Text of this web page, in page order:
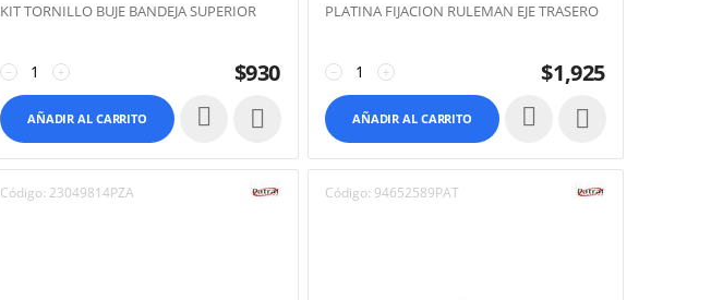
KIT TORNILLO BUJE BANDEJA SUPERIOR
+
− $930
AÑADIR AL CARRITO 
PLATINA FIJACION RULEMAN EJE TRASERO
+
− $1,925
AÑADIR AL CARRITO 
Código: 23049814PZA Código: 94652589PAT